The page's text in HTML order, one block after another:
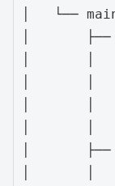
│   └──
│
│       │
│       │
│       │
│       │
│       ├──
│       │